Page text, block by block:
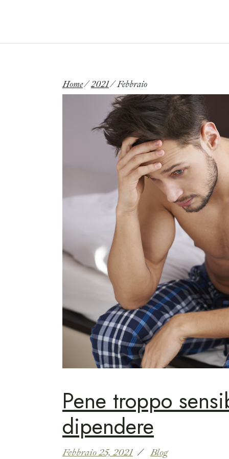
Home 2021 Febbraio
Pene troppo
dipendere
Febbraio 25, 2021 Blog